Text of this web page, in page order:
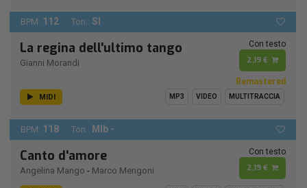
BPM: 112 Ton.: SI
La regina dell'ultimo tango
Gianni Morandi
Con testo
2,19 €
Remastered
MIDI MP3 VIDEO MULTITRACCIA
BPM: 118 Ton.: MIb -
Canto d'amore
Angelina Mango - Marco Mengoni
Con testo
2,19 €